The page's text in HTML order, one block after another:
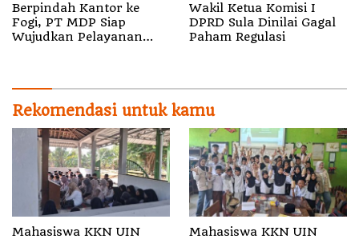
Berpindah Kantor ke
Fogi, PT MDP Siap
Wujudkan Pelayanan
Wakil Ketua Komisi I
DPRD Sula Dinilai Gagal
Paham Regulasi
Rekomendasi untuk kamu
Mahasiswa KKN UIN Mahasiswa KKN UIN